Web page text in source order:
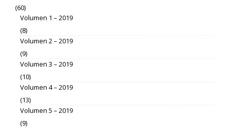
(60)
Volumen 1 – 2019
(8)
Volumen 2 – 2019
(9)
Volumen 3 – 2019
(10)
Volumen 4 – 2019
(13)
Volumen 5 – 2019
(9)